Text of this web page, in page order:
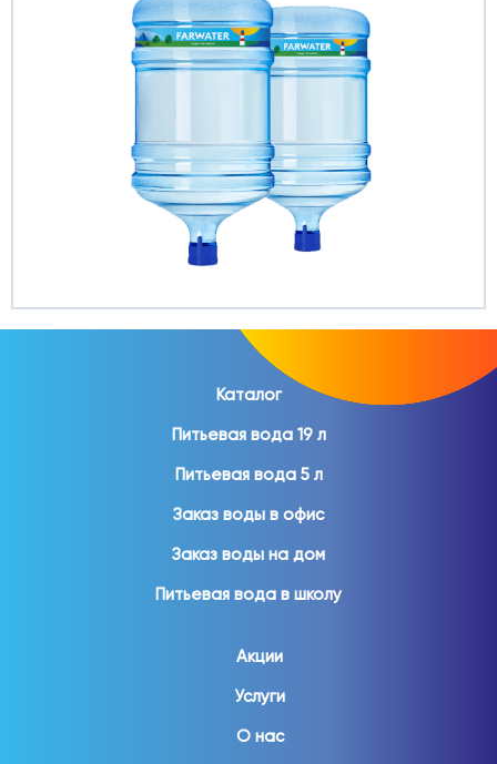
Каталог
Питьевая вода 19 л
Питьевая вода 5 л
Заказ воды в офис
Заказ воды на дом
Питьевая вода в школу
Акции
Услуги
О нас